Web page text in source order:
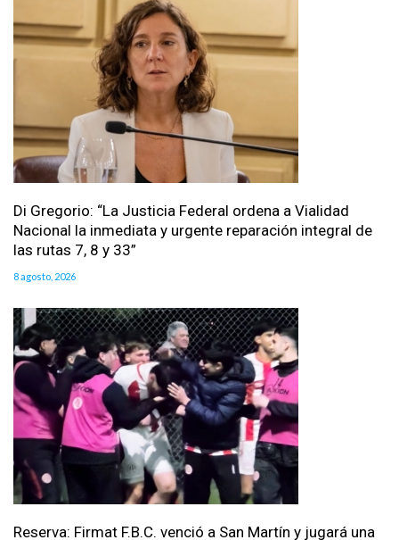
Di Gregorio: “La Justicia Federal ordena a Vialidad
Nacional la inmediata y urgente reparación integral de
las rutas 7, 8 y 33”
8 agosto, 2026
Reserva: Firmat F.B.C. venció a San Martín y jugará una